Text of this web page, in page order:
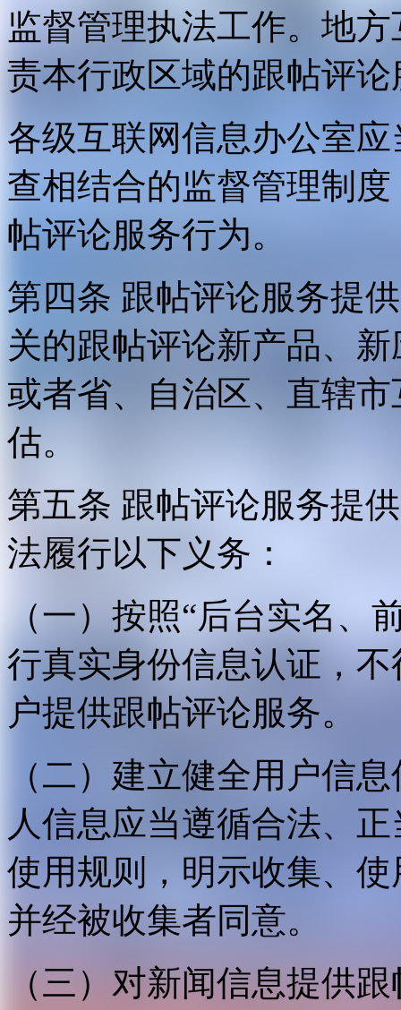
监督管理执法工作。地
责本行政区域的跟帖评
各级互联网信息办公室
查相结合的监督管理制
帖评论服务行为。
第四条 跟帖评论服务提
关的跟帖评论新产品、
或者省、自治区、直辖
估。
第五条 跟帖评论服务提
法履行以下义务：
（一）按照“后台实名、
行真实身份信息认证，
户提供跟帖评论服务。
（二）建立健全用户信
人信息应当遵循合法、
使用规则，明示收集、
并经被收集者同意。
（三）对新闻信息提供